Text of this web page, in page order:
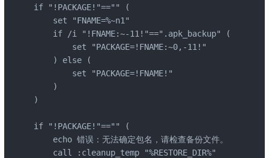
if "!PACKAGE!"=="" (
    set "FNAME=%~n1"
    if /i "!FNAME:~-11!"==".apk_backup" (
        set "PACKAGE=!FNAME:~0,-11!"
    ) else (
        set "PACKAGE=!FNAME!"
    )
)
if "!PACKAGE!"=="" (
    echo 错误：无法确定包名，请检查备份文件。
    call :cleanup_temp "%RESTORE_DIR%"